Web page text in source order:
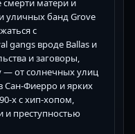
уличных банд Grove
с
gangs вроде Ballas и
и заговоры,
— от солнечных улиц
Сан-Фиерро и ярких
х с хип-хопом,
и преступностью